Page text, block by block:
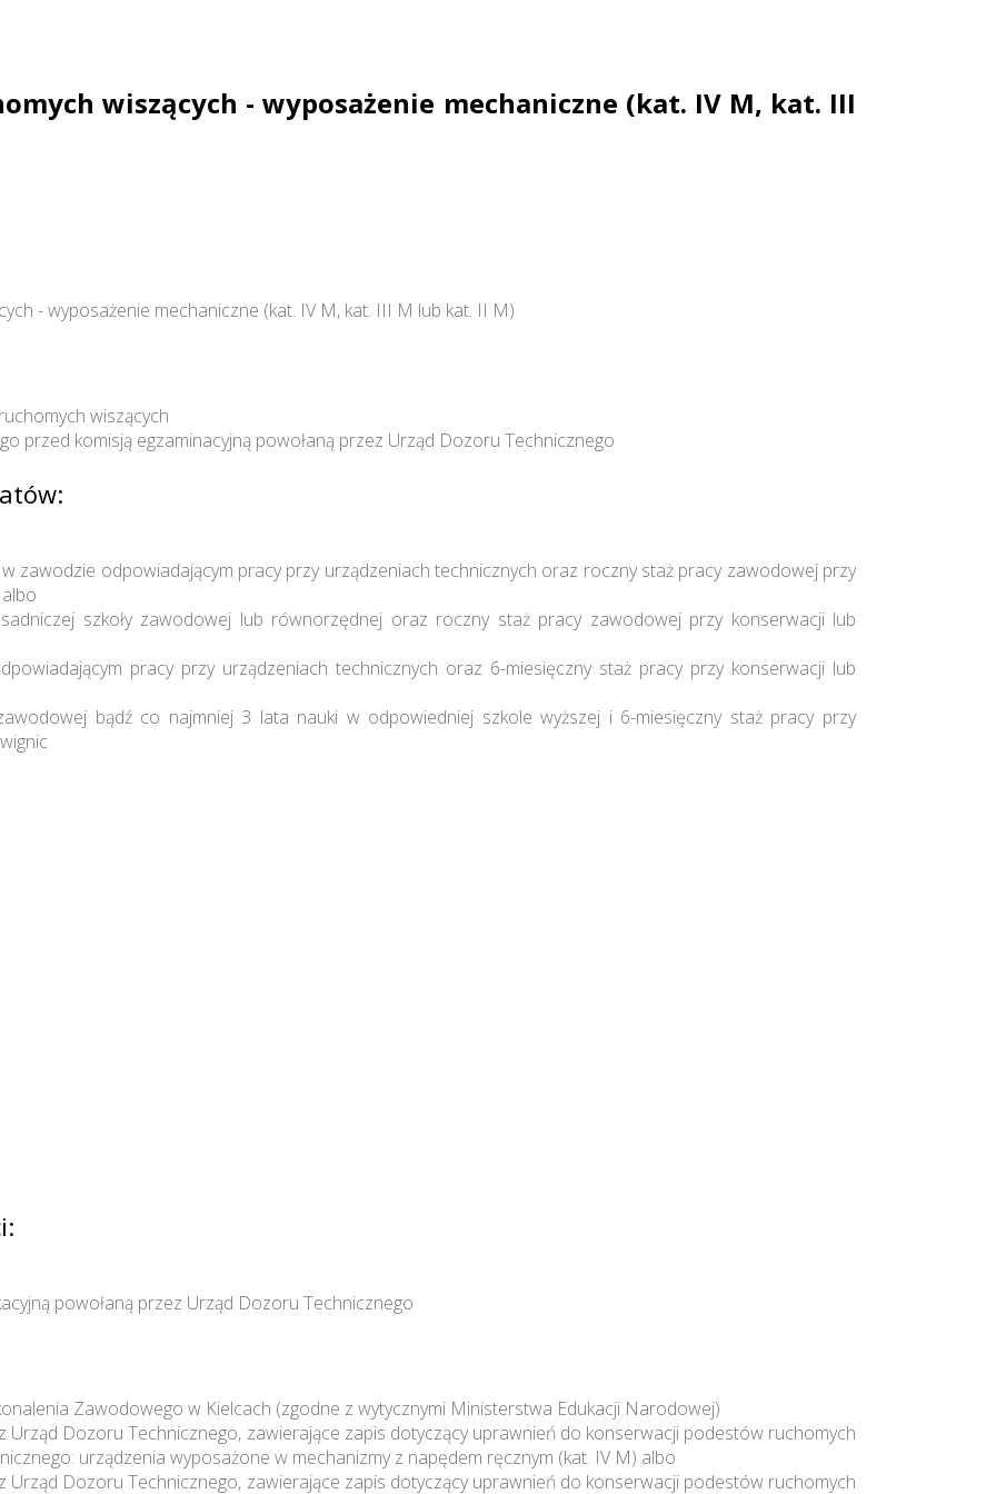
wiszących - wyposażenie mechaniczne (kat. IV M, kat. III
- wyposażenie mechaniczne (kat. IV M, kat. III M lub kat. II M)
wiszących
przed komisją egzaminacyjną powołaną przez Urząd Dozoru Technicznego
zawodzie odpowiadającym pracy przy urządzeniach technicznych oraz roczny staż pracy zawodowej przy
szkoły zawodowej lub równorzędnej oraz roczny staż pracy zawodowej przy konserwacji lub
pracy przy urządzeniach technicznych oraz 6-miesięczny staż pracy przy konserwacji lub
bądź co najmniej 3 lata nauki w odpowiedniej szkole wyższej i 6-miesięczny staż pracy przy
powołaną przez Urząd Dozoru Technicznego
Zawodowego w Kielcach (zgodne z wytycznymi Ministerstwa Edukacji Narodowej)
Urząd Dozoru Technicznego, zawierające zapis dotyczący uprawnień do konserwacji podestów ruchomych
urządzenia wyposażone w mechanizmy z napędem ręcznym (kat. IV M) albo
Urząd Dozoru Technicznego, zawierające zapis dotyczący uprawnień do konserwacji podestów ruchomych